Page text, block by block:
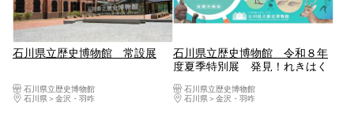
石川県立歴史博物館 常設展
石川県立歴史博物館
石川県
金沢・羽咋
石川県立歴史博物館 令和８年
度夏季特別展 発見！れきはく
石川県立歴史博物館
石川県
金沢・羽咋